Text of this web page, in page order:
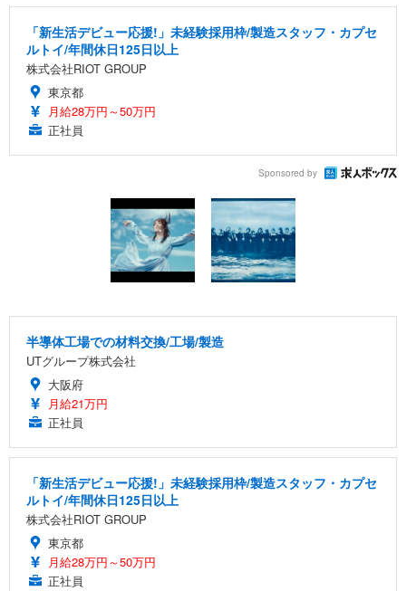
「新生活デビュー応援!」未経験採用枠/製造スタッフ・カプセ
ルトイ/年間休日125日以上
株式会社RIOT GROUP
東京都
月給28万円～50万円
正社員
Sponsored by
半導体工場での材料交換/工場/製造
UTグループ株式会社
大阪府
月給21万円
正社員
「新生活デビュー応援!」未経験採用枠/製造スタッフ・カプセ
ルトイ/年間休日125日以上
株式会社RIOT GROUP
東京都
月給28万円～50万円
正社員